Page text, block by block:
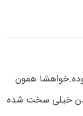
همون
خیلی سخت شده